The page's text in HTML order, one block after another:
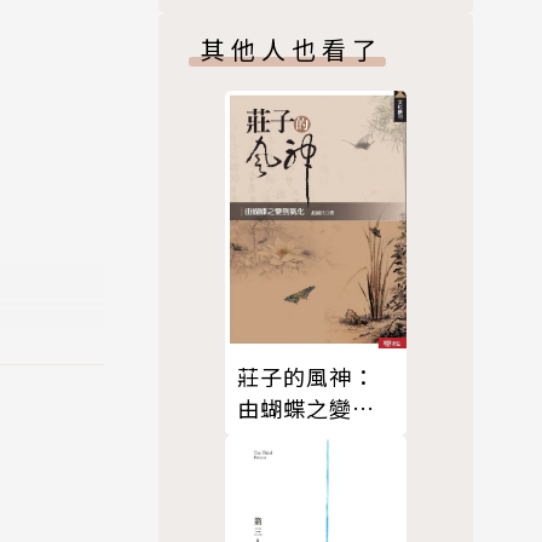
。想了
其他人也看了
莊子的風神：
由蝴蝶之變到